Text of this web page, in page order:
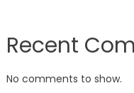
Recent
No comments to show.